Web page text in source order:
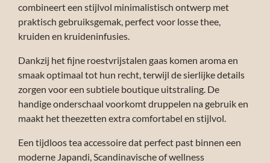
combineert een stijlvol minimalistisch ontwerp met
praktisch gebruiksgemak, perfect voor losse thee,
kruiden en kruideninfusies.
Dankzij het fijne roestvrijstalen gaas komen aroma en
smaak optimaal tot hun recht, terwijl de sierlijke details
zorgen voor een subtiele boutique uitstraling. De
handige onderschaal voorkomt druppelen na gebruik en
maakt het theezetten extra comfortabel en stijlvol.
Een tijdloos tea accessoire dat perfect past binnen een
moderne Japandi, Scandinavische of wellness